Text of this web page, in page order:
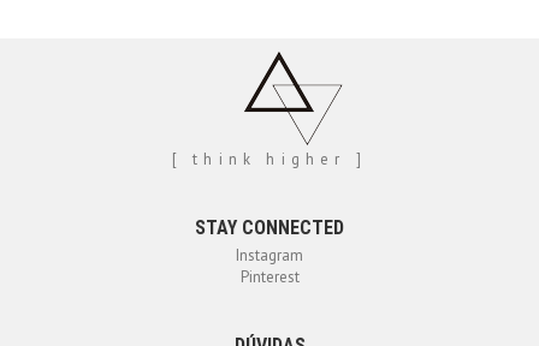
[ think higher ]
STAY CONNECTED
Instagram
Pinterest